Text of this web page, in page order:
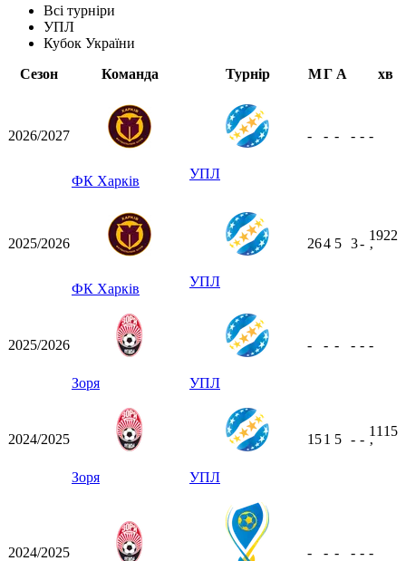
Всі турніри
УПЛ
Кубок України
Сезон
Команда Турнір МГ А хв
2026/2027
ФК Харків УПЛ
- - - - - -
2025/2026
ФК Харків УПЛ
264 5 3-
1922
ʼ
2025/2026
Зоря УПЛ
- - - - - -
2024/2025
Зоря УПЛ
151 5 - -
1115
ʼ
2024/2025 - - - - - -